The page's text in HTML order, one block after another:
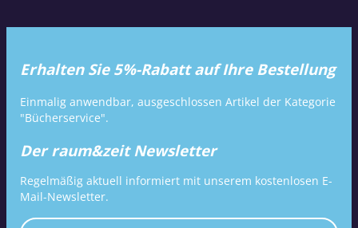
Erhalten Sie 5%-Rabatt auf Ihre Bestellung
Einmalig anwendbar, ausgeschlossen Artikel der Kategorie
"Bücherservice".
Der raum&zeit Newsletter
Regelmäßig aktuell informiert mit unserem kostenlosen E-
Mail-Newsletter.